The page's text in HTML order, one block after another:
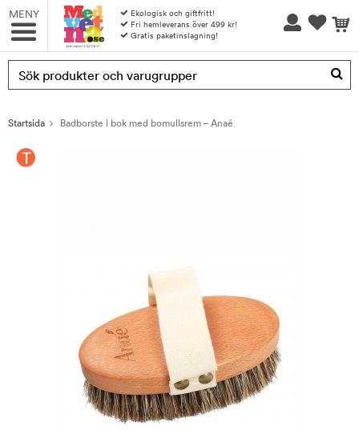
MENY
Ekologisk och giftfritt!
Fri hemleverans över 499 kr!
Gratis paketinslagning!
Produkten har blivit tillagd i varukorgen
Startsida Badborste i bok med bomullsrem – Anaé